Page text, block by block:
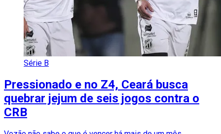
Série B
Pressionado e no Z4, Ceará busca
quebrar jejum de seis jogos contra o
CRB